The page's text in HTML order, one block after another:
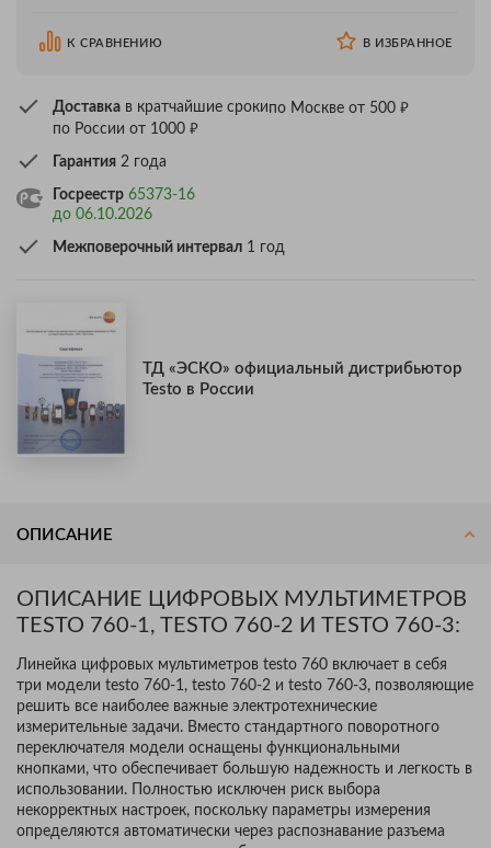
К СРАВНЕНИЮ В ИЗБРАННОЕ
Доставка в кратчайшие срокипо Москве от 500 ₽
по России от 1000 ₽
Гарантия 2 года
Госреестр 65373-16
до 06.10.2026
Межповерочный интервал 1 год
ТД «ЭСКО» официальный дистрибьютор
Testo в России
ОПИСАНИЕ
ОПИСАНИЕ ЦИФРОВЫХ МУЛЬТИМЕТРОВ
TESTO 760-1, TESTO 760-2 И TESTO 760-3:
Линейка цифровых мультиметров testo 760 включает в себя
три модели testo 760-1, testo 760-2 и testo 760-3, позволяющие
решить все наиболее важные электротехнические
измерительные задачи. Вместо стандартного поворотного
переключателя модели оснащены функциональными
кнопками, что обеспечивает большую надежность и легкость в
использовании. Полностью исключен риск выбора
некорректных настроек, поскольку параметры измерения
определяются автоматически через распознавание разъема